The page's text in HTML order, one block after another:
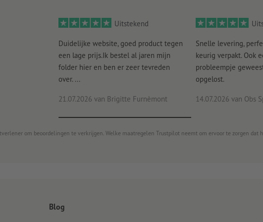
Uitstekend
Duidelijke website, goed product tegen
een lage prijs.Ik bestel al jaren mijn
folder hier en ben er zeer tevreden
over. ...
21.07.2026 van Brigitte Furnèmont
Snelle levering,
keurig verpakt. Ook
probleempje
opgelost.
14.07.2026 van Obs
om beoordelingen te verkrijgen. Welke maatregelen Trustpilot neemt om ervoor te zorgen dat
Blog